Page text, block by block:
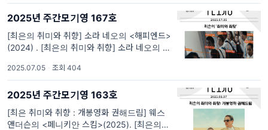
을 사람은 죽어야지. 넘치는 인구도 줄이고…”
2025년 주간모기영 167호
[최은의 취미와 취향] 소라 네오의 <해피엔드>
(2024) . [최은의 취미와 취향] 소라 네오의 <
반 학생들의 이야기를 연달아 보게 되었습니다.
지난 주 모기영 시사회로 미리 만난 이란희 감
독의
2025.07.05 · 조회 404
2025년 주간모기영 163호
[최은 취미와 취향 : 개봉영화 권해드림] 웨스
앤더슨의 <페니키안 스킴>(2025). [최은의 취